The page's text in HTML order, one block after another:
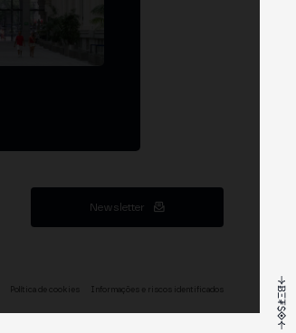
Newsletter
Política de cookies Informações e riscos identificados